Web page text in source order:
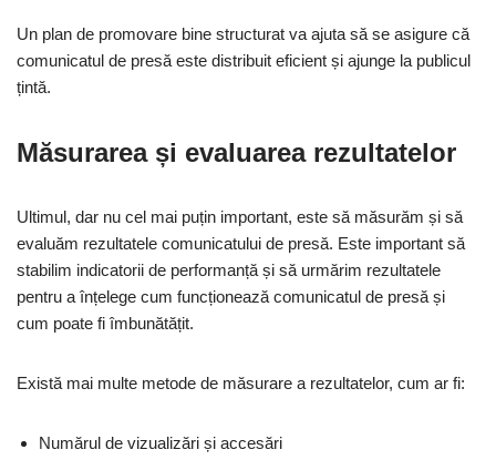
Un plan de promovare bine structurat va ajuta să se asigure că
comunicatul de presă este distribuit eficient și ajunge la publicul
țintă.
Măsurarea și evaluarea rezultatelor
Ultimul, dar nu cel mai puțin important, este să măsurăm și să
evaluăm rezultatele comunicatului de presă. Este important să
stabilim indicatorii de performanță și să urmărim rezultatele
pentru a înțelege cum funcționează comunicatul de presă și
cum poate fi îmbunătățit.
Există mai multe metode de măsurare a rezultatelor, cum ar fi:
Numărul de vizualizări și accesări